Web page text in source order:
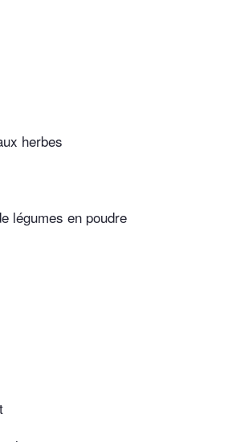
herbes
légumes en poudre